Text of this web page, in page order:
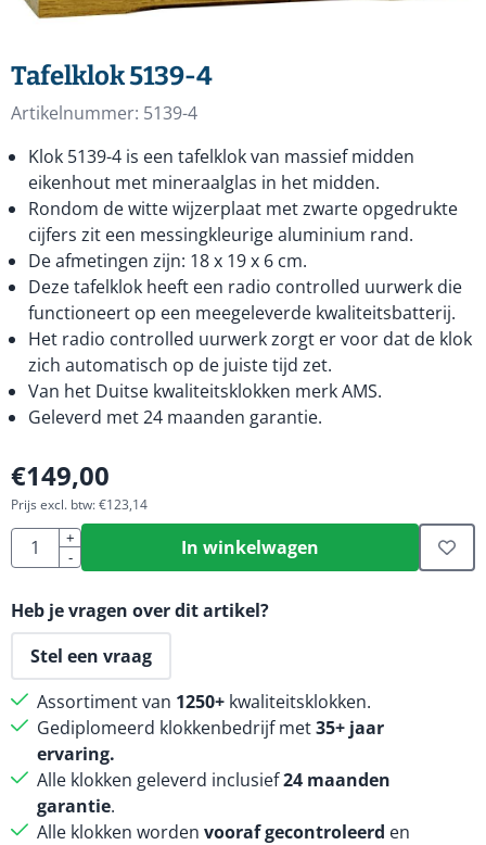
Tafelklok 5139-4
Artikelnummer: 5139-4
Klok 5139-4 is een tafelklok van massief midden
eikenhout met mineraalglas in het midden.
Rondom de witte wijzerplaat met zwarte opgedrukte
cijfers zit een messingkleurige aluminium rand.
De afmetingen zijn: 18 x 19 x 6 cm.
Deze tafelklok heeft een radio controlled uurwerk die
functioneert op een meegeleverde kwaliteitsbatterij.
Het radio controlled uurwerk zorgt er voor dat de klok
zich automatisch op de juiste tijd zet.
Van het Duitse kwaliteitsklokken merk AMS.
Geleverd met 24 maanden garantie.
€149,00
Prijs excl. btw:€123,14
Aantal
+
-
In winkelwagen
Heb je vragen over dit artikel?
Stel een vraag
Assortiment van 1250+ kwaliteitsklokken.
Gediplomeerd klokkenbedrijf met35+ jaar
ervaring.
Alle klokken geleverd inclusief24 maanden
garantie.
Alle klokken worden vooraf gecontroleerd en